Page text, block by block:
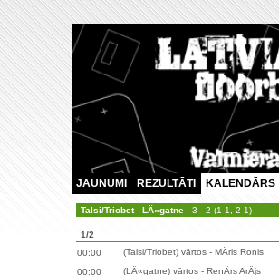
JAUNUMI REZULTĀTI KALENDĀRS
Talsi/Triobet- LÄ«gatne3 - 2 (1-1, 2-1)
1/2
00:00
(Talsi/Triobet) vārtos - MÄris Ronis
00:00
(LÄ«gatne) vārtos - RenÄrs ArÄjs